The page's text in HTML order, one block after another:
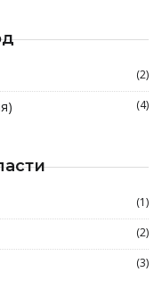
(2)
(4)
(1)
(2)
(3)